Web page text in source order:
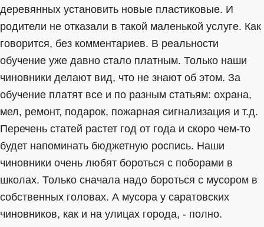
деревянных установить новые пластиковые. И
родители не отказали в такой маленькой услуге. Как
говорится, без комментариев. В реальности
обучение уже давно стало платным. Только наши
чиновники делают вид, что не знают об этом. За
обучение платят все и по разным статьям: охрана,
мел, ремонт, подарок, пожарная сигнализация и т.д.
Перечень статей растет год от года и скоро чем-то
будет напоминать бюджетную роспись. Наши
чиновники очень любят бороться с поборами в
школах. Только сначала надо бороться с мусором в
собственных головах. А мусора у саратовских
чиновников, как и на улицах города, - полно.